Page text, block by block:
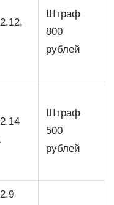
Штраф
800
рублей
Штраф
500
рублей